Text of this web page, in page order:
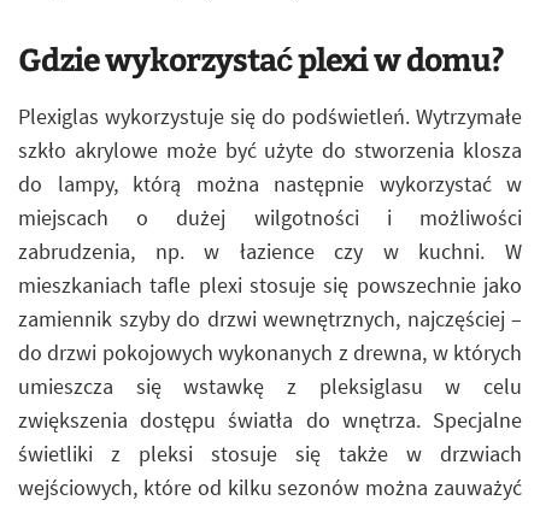
Gdzie wykorzystać plexi w domu?
Plexiglas wykorzystuje się do podświetleń. Wytrzymałe
szkło akrylowe może być użyte do stworzenia klosza
do lampy, którą można następnie wykorzystać w
miejscach o dużej wilgotności i możliwości
zabrudzenia, np. w łazience czy w kuchni. W
mieszkaniach tafle plexi stosuje się powszechnie jako
zamiennik szyby do drzwi wewnętrznych, najczęściej –
do drzwi pokojowych wykonanych z drewna, w których
umieszcza się wstawkę z pleksiglasu w celu
zwiększenia dostępu światła do wnętrza. Specjalne
świetliki z pleksi stosuje się także w drzwiach
wejściowych, które od kilku sezonów można zauważyć